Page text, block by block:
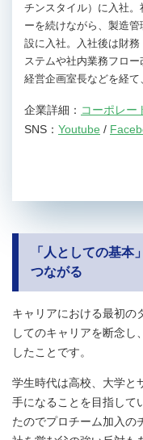
チンスタイル）に入社
ーを続けながら、製造
設に入社。入社後は財
ステムや社内業務フロー
経営企画室長などを経
企業詳細： コーポレー
SNS： Youtube /
「人としての基本
つながる
キャリアにおける最初の
してのキャリアを断念し
したことです。
学生時代は高校、大学と
手になることを目指して
たのでプロチーム加入の